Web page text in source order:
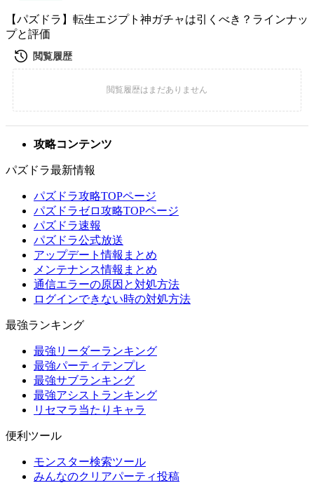
【パズドラ】転生エジプト神ガチャは引くべき？ラインナッ
プと評価
攻略コンテンツ
パズドラ最新情報
パズドラ攻略TOPページ
パズドラゼロ攻略TOPページ
パズドラ速報
パズドラ公式放送
アップデート情報まとめ
メンテナンス情報まとめ
通信エラーの原因と対処方法
ログインできない時の対処方法
最強ランキング
最強リーダーランキング
最強パーティテンプレ
最強サブランキング
最強アシストランキング
リセマラ当たりキャラ
便利ツール
モンスター検索ツール
みんなのクリアパーティ投稿